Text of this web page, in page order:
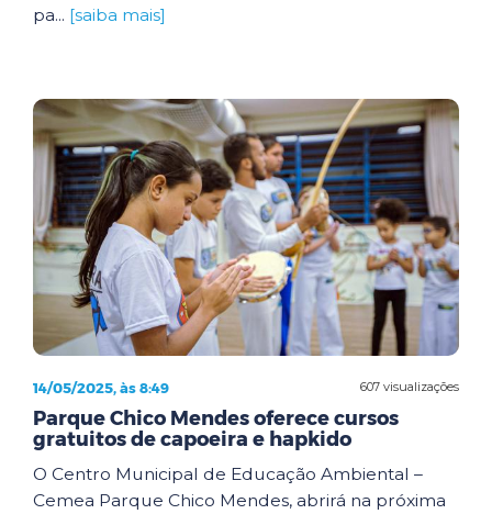
pa... [saiba mais]
607 visualizações
14/05/2025, às 8:49
Parque Chico Mendes oferece cursos
gratuitos de capoeira e hapkido
O Centro Municipal de Educação Ambiental –
Cemea Parque Chico Mendes, abrirá na próxima